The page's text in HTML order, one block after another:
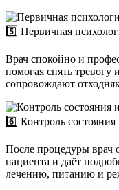
5️⃣ Первичная
Врач спокойно и
помогая снять тревогу
сопровождают
6️⃣ Контроль
После процедуры врач
пациента и даёт
лечению, питанию и